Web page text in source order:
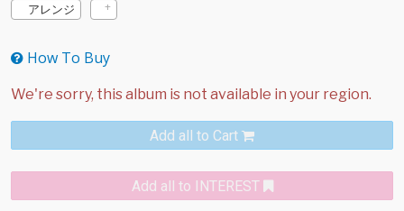
アレンジ
How To Buy
Add all to Cart
Add all to INTEREST